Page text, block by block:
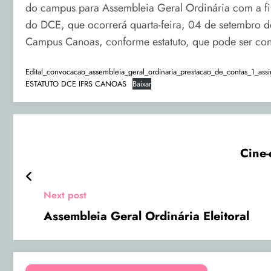
do campus para Assembleia Geral Ordinária com a
do DCE, que ocorrerá quarta-feira, 04 de setembro
Campus Canoas, conforme estatuto, que pode ser
ESTATUTO DCE IFRS CANOAS Baixar
Next post
Assembleia Geral Ordinária Eleitoral